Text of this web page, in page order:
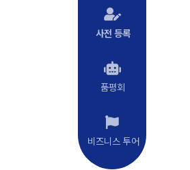
사전 등록
품평회
비즈니스 투어